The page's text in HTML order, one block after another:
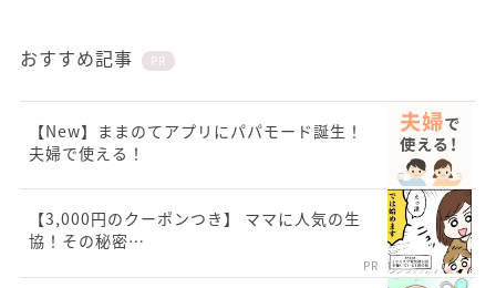
おすすめ記事 PR
【New】ままのてアプリにパパモード誕生！
夫婦で使える！
【3,000円のクーポンつき】 ママに人気の生
協！その秘密…
PR